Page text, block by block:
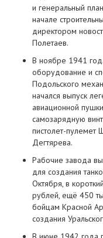
и генеральный
начале
директором
Полетаев.
В ноябре 1941
оборудование и
Подольского
начался выпуск
авиационной
самозарядную
пистолет-пулемет
Дегтярева.
Рабочие завода
для создания
Октября, в
рублей, ещё 450
бойцам Красной
создания